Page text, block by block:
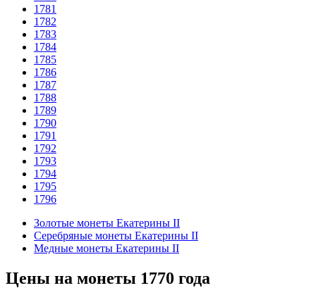
1781
1782
1783
1784
1785
1786
1787
1788
1789
1790
1791
1792
1793
1794
1795
1796
Золотые монеты Екатерины II
Серебряные монеты Екатерины II
Медные монеты Екатерины II
Цены на монеты 1770 года